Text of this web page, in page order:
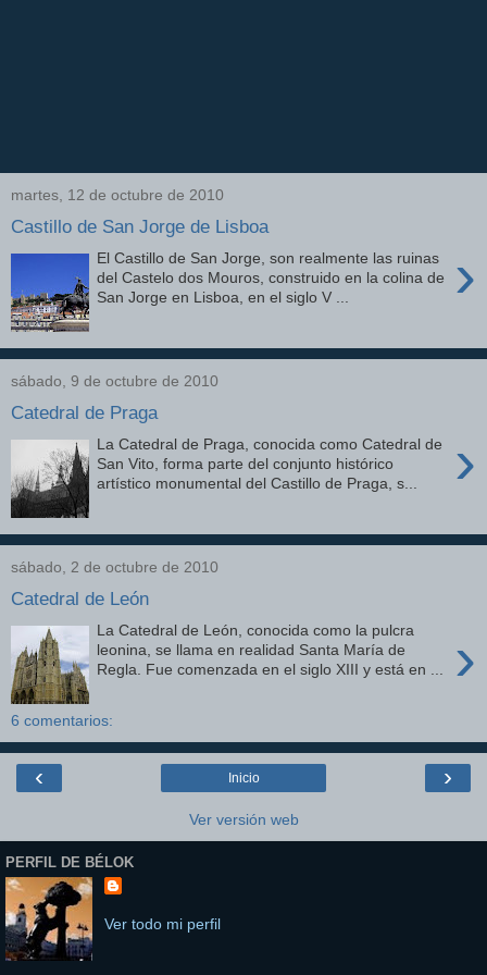
martes, 12 de octubre de 2010
Castillo de San Jorge de Lisboa
›
El Castillo de San Jorge, son realmente las ruinas
del Castelo dos Mouros, construido en la colina de
San Jorge en Lisboa, en el siglo V ...
sábado, 9 de octubre de 2010
Catedral de Praga
›
La Catedral de Praga, conocida como Catedral de
San Vito, forma parte del conjunto histórico
artístico monumental del Castillo de Praga, s...
sábado, 2 de octubre de 2010
Catedral de León
›
La Catedral de León, conocida como la pulcra
leonina, se llama en realidad Santa María de
Regla. Fue comenzada en el siglo XIII y está en ...
6 comentarios:
‹ ›
Inicio
Ver versión web
PERFIL DE BÉLOK
Ver todo mi perfil